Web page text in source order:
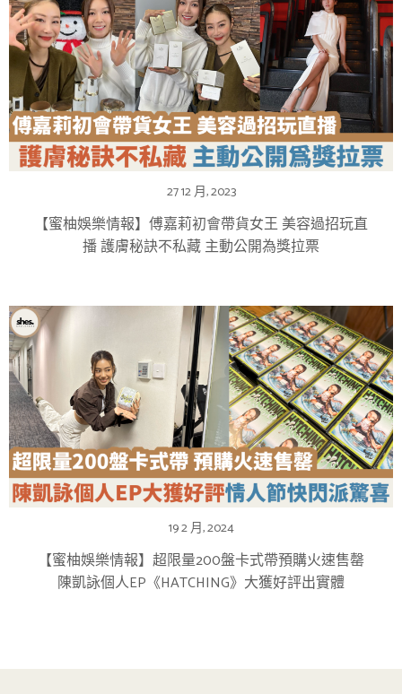
27 12 月, 2023
【蜜柚娛樂情報】傅嘉莉初會帶貨女王 美容過招玩直
播 護膚秘訣不私藏 主動公開為獎拉票
19 2 月, 2024
【蜜柚娛樂情報】超限量200盤卡式帶預購火速售罄
陳凱詠個人EP《HATCHING》大獲好評出實體